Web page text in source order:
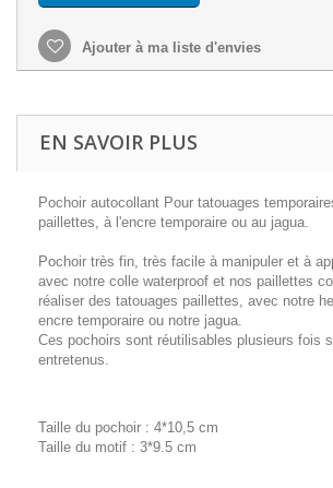
Ajouter à ma liste d'envies
EN SAVOIR PLUS
Pochoir autocollant Pour tatouages
paillettes, à l'encre temporaire ou au jagua.
Pochoir très fin, très facile à manipuler et à
avec notre colle waterproof et nos paillettes
réaliser des tatouages paillettes, avec notre
encre temporaire ou notre jagua.
Ces pochoirs sont réutilisables plusieurs fois
entretenus.
Taille du pochoir : 4*10,5 cm
Taille du motif : 3*9.5 cm